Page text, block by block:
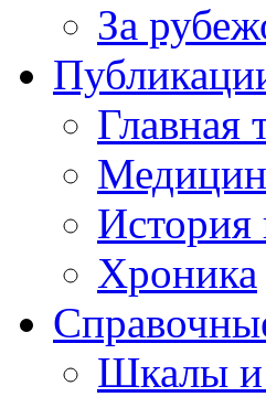
За
Главная
История
Хроника
Шкалы и